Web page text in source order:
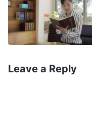
歯ぎしりしながら怒
つつ、損失を被るほ
いのは、長い間こ
長期にわたる過度
Leave a Reply